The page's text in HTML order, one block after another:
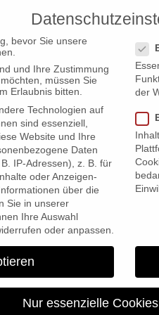
gbf auf
bevor Sie unsere
und Ihre Zustimmung
müssen Sie
Erlaubnis bitten.
Technologien auf
sind essenziell,
Website und Ihre
Daten
IP-Adressen), z. B. für
oder Anzeigen-
über die
Sie in unserer
Ihre Auswahl
oder anpassen.
der
Nur essenzielle